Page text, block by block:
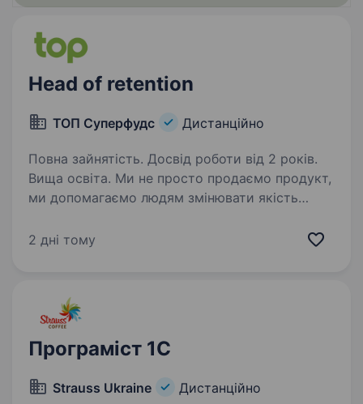
Head of retention
ТОП Суперфудс Дистанційно
Повна зайнятість. Досвід роботи від 2 років.
Вища освіта. Ми не просто продаємо продукт,
ми допомагаємо людям змінювати якість
власний штат професійних нутриціологів, які
2 дні тому
Програміст 1C
Strauss Ukraine Дистанційно